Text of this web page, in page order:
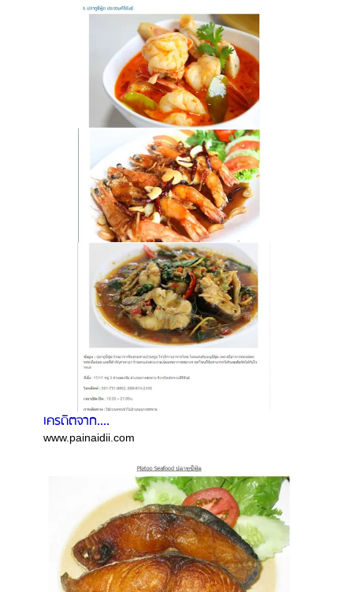
เครดิตจาก....
www.painaidii.com